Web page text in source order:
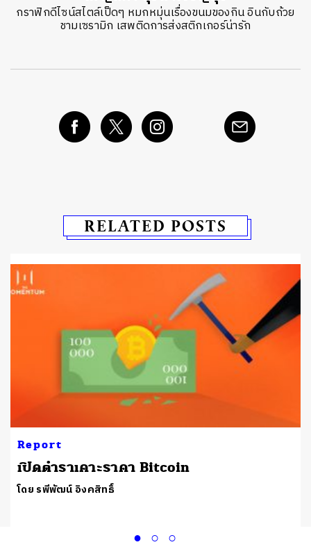
กราฟิกดีไซน์สไตล์เป็ดๆ หมกหมุ่นเรื่องขนมของกิน อินกับถ้วย
ชามเซรามิก เสพติดการส่งสติกเกอร์น่ารัก
RELATED POSTS
Report
เปิดตำราเคาะราคา Bitcoin
โดย รพีพัฒน์ อิงคสิทธิ์